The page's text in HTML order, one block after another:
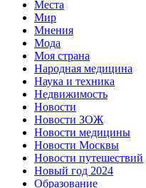
Места
Мир
Мнения
Мода
Моя страна
Народная медицина
Наука и техника
Недвижимость
Новости
Новости ЗОЖ
Новости медицины
Новости Москвы
Новости путешествий
Новый год 2024
Образование